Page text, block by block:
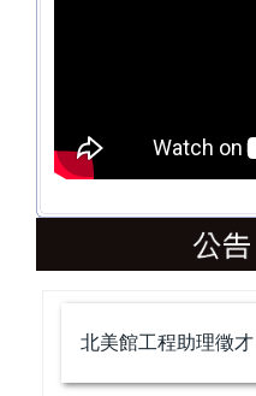
北美館工程助理徵才